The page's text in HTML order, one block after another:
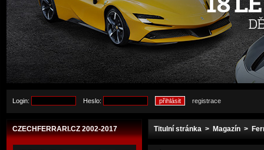
Login: Heslo: registrace
CZECHFERRARI.CZ 2002-2017 Titulní stránka > Magazín >